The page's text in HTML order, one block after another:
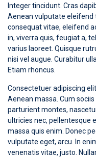
Integer tincidunt. Cras
Aenean vulputate eleifend
consequat vitae, eleifend
in, viverra quis, feugiat a,
varius laoreet. Quisque
nisi vel augue. Curabitur
Etiam rhoncus.
Consectetuer adipiscing
Aenean massa. Cum
parturient montes,
ultricies nec, pellentesque
massa quis enim. Donec
vulputate eget, arcu. In
venenatis vitae, justo.